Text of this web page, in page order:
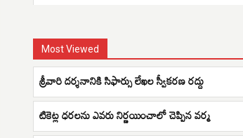
Most Viewed
శ్రీవారి దర్శనానికి సిఫార్సు లేఖల స్వీకరణ రద్దు
టికెట్ల ధరలను ఎవరు నిర్ణయించాలో చెప్పిన వర్మ